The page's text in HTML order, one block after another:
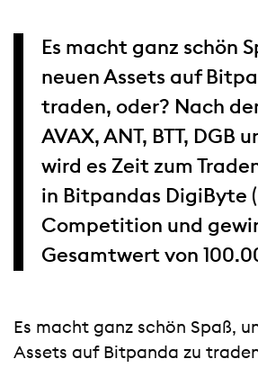
Es macht ganz schön
neuen Assets auf
traden, oder? Nach
AVAX, ANT, BTT, DGB
wird es Zeit zum
in Bitpandas DigiByte
Competition und
Gesamtwert von
Es macht ganz schön Spaß,
Assets auf Bitpanda zu